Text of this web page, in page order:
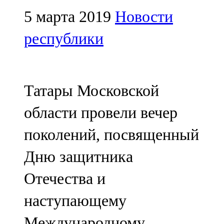
Лениногорский
102,1 FM
Мамадыш
Минзәлә
107,3 FM
Мөслим
100,0 FM
Нурлат
104,7 FM
5 марта 2019 Новости
республики
Татары Московской
области провели вечер
поколений, посвященный
Дню защитника
Отечества и
наступающему